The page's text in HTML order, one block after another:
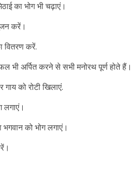
का भोग भी चढ़ाएं।
करें।
वितरण करें.
भी अर्पित करने से सभी मनोरथ पूर्ण होते हैं।
को रोटी खिलाएं.
लगाएं।
को भोग लगाएं।